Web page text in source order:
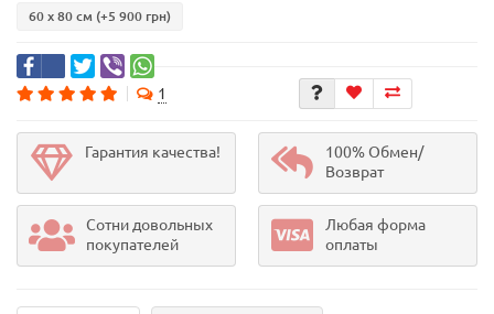
60 х 80 см (+5 900 грн)
1
Гарантия качества!
100% Обмен/
Возврат
Сотни довольных
покупателей
Любая форма
оплаты